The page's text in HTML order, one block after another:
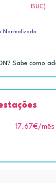
ISUC)
Normalizada
Sabe como
17.67€/mês